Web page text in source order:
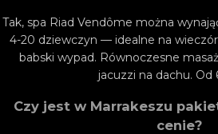
Tak, spa Riad Vendôme można
4-20 dziewczyn — idealne na
babski wypad. Równoczesne
jacuzzi na dachu. Od
Czy jest w Marrakeszu
cenie?